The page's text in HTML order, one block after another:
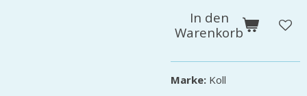
In den
Warenkorb
Marke: Koll